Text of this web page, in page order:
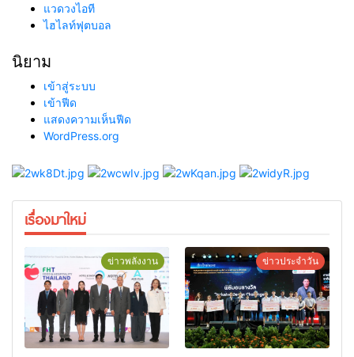
แวดวงไอที
ไฮไลท์ฟุตบอล
นิยาม
เข้าสู่ระบบ
เข้าฟีด
แสดงความเห็นฟีด
WordPress.org
เรื่องมาใหม่
ข่าวพลังงาน ข่าวประจำวัน